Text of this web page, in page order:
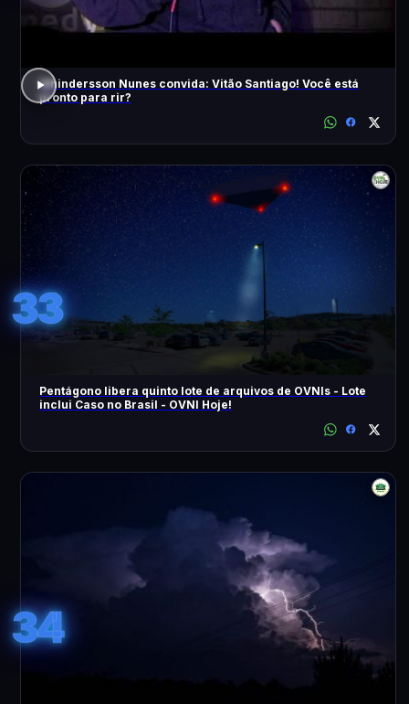
Whindersson Nunes convida: Vitão Santiago! Você está
pronto para rir?
33
Pentágono libera quinto lote de arquivos de OVNIs - Lote
inclui Caso no Brasil - OVNI Hoje!
34